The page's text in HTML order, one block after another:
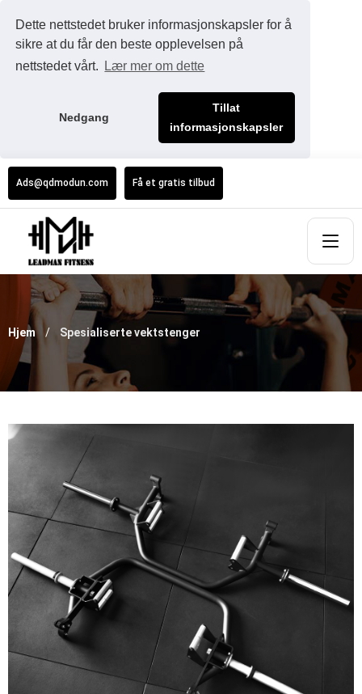
Dette nettstedet bruker informasjonskapsler for å
sikre at du får den beste opplevelsen på
nettstedet vårt.
Lær mer om dette
Nedgang
Tillat
informasjonskapsler
Ads@qdmodun.com Få et gratis tilbud
Hjem Spesialiserte vektstenger